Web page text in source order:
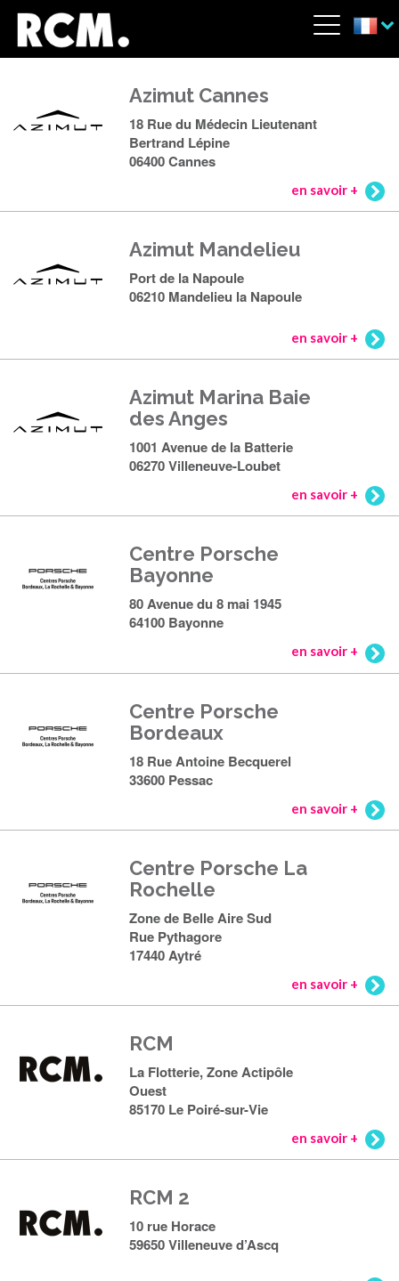
Aller au contenu principal
Menu
Azimut Cannes
18 Rue du Médecin Lieutenant
Bertrand Lépine
06400 Cannes
en savoir +
Azimut Mandelieu
Port de la Napoule
06210 Mandelieu la Napoule
en savoir +
Azimut Marina Baie
des Anges
1001 Avenue de la Batterie
06270 Villeneuve-Loubet
en savoir +
Centre Porsche
Bayonne
80 Avenue du 8 mai 1945
64100 Bayonne
en savoir +
Centre Porsche
Bordeaux
18 Rue Antoine Becquerel
33600 Pessac
en savoir +
Centre Porsche La
Rochelle
Zone de Belle Aire Sud
Rue Pythagore
17440 Aytré
en savoir +
RCM
La Flotterie, Zone Actipôle
Ouest
85170 Le Poiré-sur-Vie
en savoir +
RCM 2
10 rue Horace
59650 Villeneuve d’Ascq